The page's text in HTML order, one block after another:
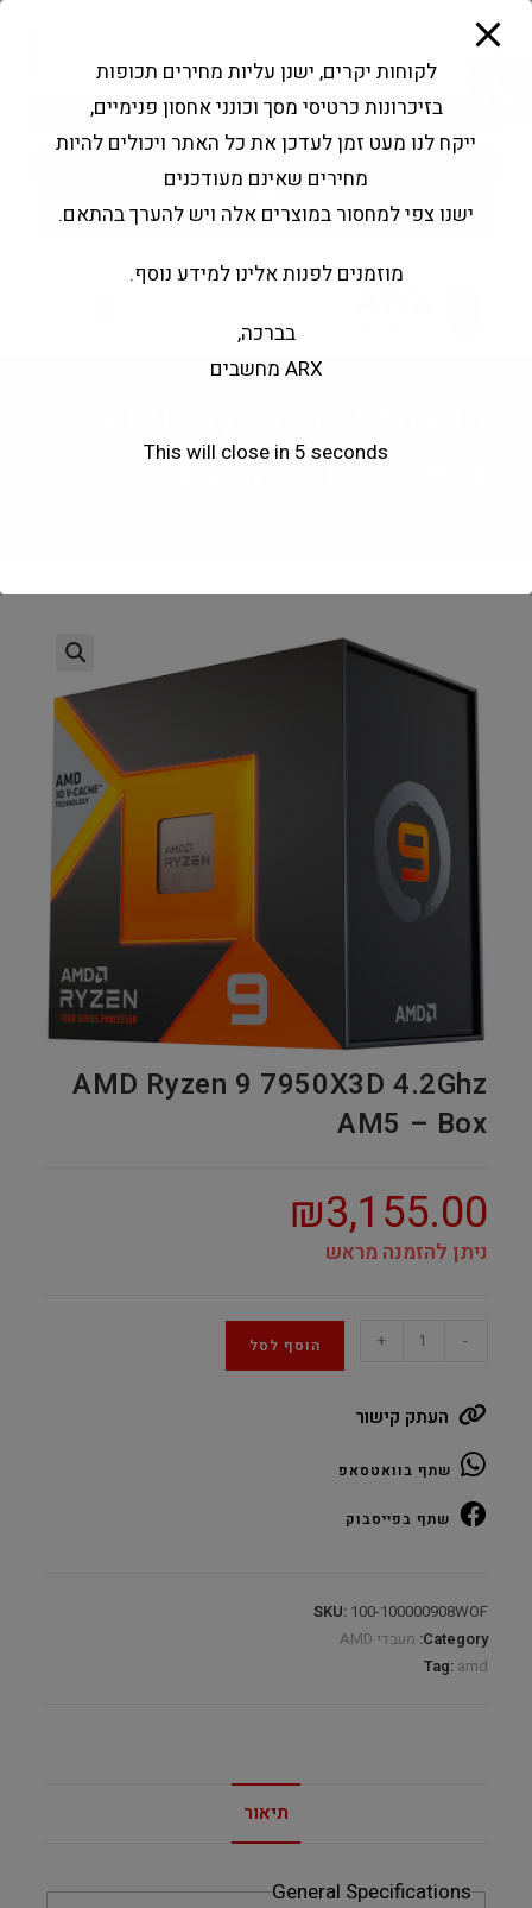
פתח סרגל נגישות
Products
search
החשבון שלי בקשה להצעה
4.2Ghz AM5 – Box
AMD Ryzen 9 7950X3D 4.2Ghz
AM5 – Box
₪3,155.00
ניתן להזמנה מראש
7950X3D
4.2Ghz
AM5
–
-
+ הוסף לסל
העתק קישור
שתף בוואטסאפ
שתף בפייסבוק
SKU: 100-100000908WOF
Category: מעבדי AMD
Tag: amd
תיאור
General Specifications
לקוחות יקרים, ישנן עליות מחירים תכופות
בזיכרונות כרטיסי מסך וכונני אחסון פנימיים,
ייקח לנו מעט זמן לעדכן את כל האתר ויכולים להיות
מחירים שאינם מעודכנים
ישנו צפי למחסור במוצרים אלה ויש להערך בהתאם.
מוזמנים לפנות אלינו למידע נוסף.
בברכה,
ARX מחשבים
This will close in 5 seconds